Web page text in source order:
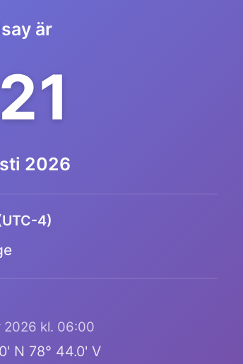
är
2026
4)
2026 kl. 06:00
N 78° 44.0' V